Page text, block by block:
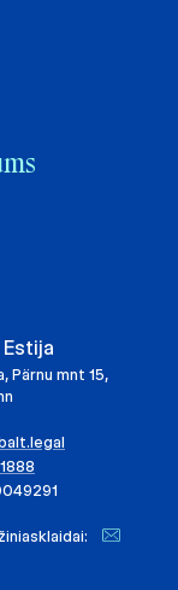
Estija
Pärnu mnt 15,